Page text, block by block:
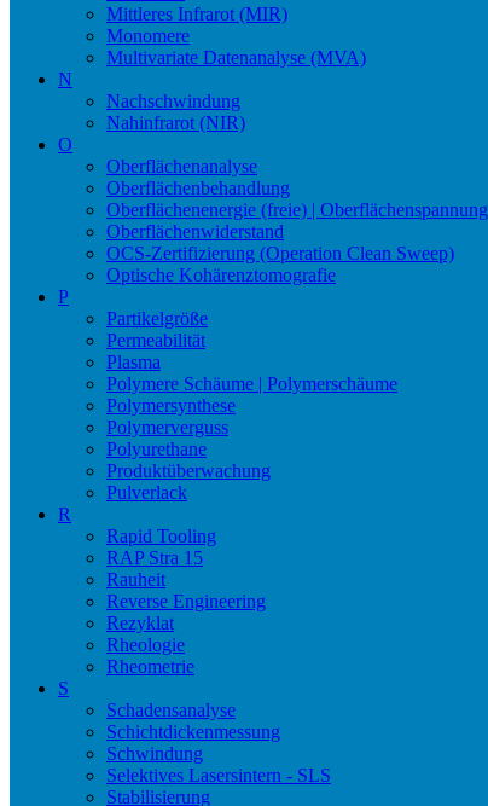
Mittleres Infrarot (MIR)
Monomere
Multivariate Datenanalyse (MVA)
N
Nachschwindung
Nahinfrarot (NIR)
O
Oberflächenanalyse
Oberflächenbehandlung
Oberflächenenergie (freie) | Oberflächenspannung
Oberflächenwiderstand
OCS-Zertifizierung (Operation Clean Sweep)
Optische Kohärenztomografie
P
Partikelgröße
Permeabilität
Plasma
Polymere Schäume | Polymerschäume
Polymersynthese
Polymerverguss
Polyurethane
Produktüberwachung
Pulverlack
R
Rapid Tooling
RAP Stra 15
Rauheit
Reverse Engineering
Rezyklat
Rheologie
Rheometrie
S
Schadensanalyse
Schichtdickenmessung
Schwindung
Selektives Lasersintern - SLS
Stabilisierung